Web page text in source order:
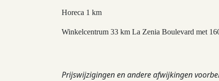
Horeca 1 km
Winkelcentrum 33 km La Zenia Boulevard met
Prijswijzigingen en andere afwijkingen